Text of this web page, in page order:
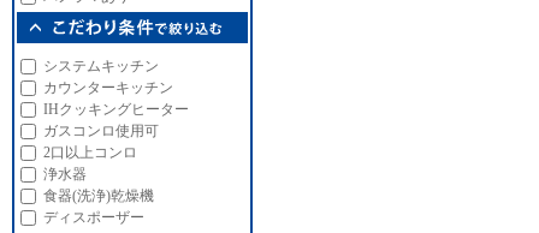
システムキッチン
カウンターキッチン
IHクッキングヒーター
ガスコンロ使用可
2口以上コンロ
浄水器
食器(洗浄)乾燥機
ディスポーザー